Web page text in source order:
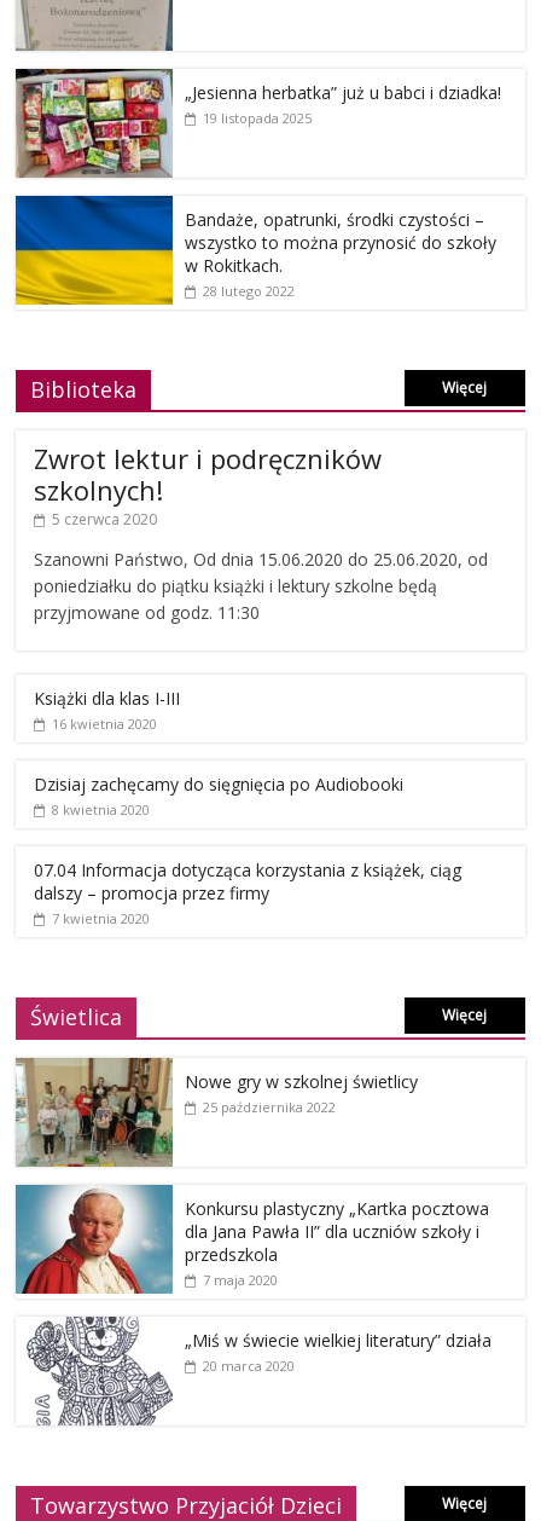
„Jesienna herbatka” już u babci i dziadka!
19 listopada 2025
Bandaże, opatrunki, środki czystości –
wszystko to można przynosić do szkoły
w Rokitkach.
28 lutego 2022
Biblioteka Więcej
Zwrot lektur i podręczników
szkolnych!
5 czerwca 2020
Szanowni Państwo, Od dnia 15.06.2020 do 25.06.2020, od
poniedziałku do piątku książki i lektury szkolne będą
przyjmowane od godz. 11:30
Książki dla klas I-III
16 kwietnia 2020
Dzisiaj zachęcamy do sięgnięcia po Audiobooki
8 kwietnia 2020
07.04 Informacja dotycząca korzystania z książek, ciąg
dalszy – promocja przez firmy
7 kwietnia 2020
Świetlica Więcej
Nowe gry w szkolnej świetlicy
25 października 2022
Konkursu plastyczny „Kartka pocztowa
dla Jana Pawła II” dla uczniów szkoły i
przedszkola
7 maja 2020
„Miś w świecie wielkiej literatury” działa
20 marca 2020
Towarzystwo Przyjaciół Dzieci Więcej